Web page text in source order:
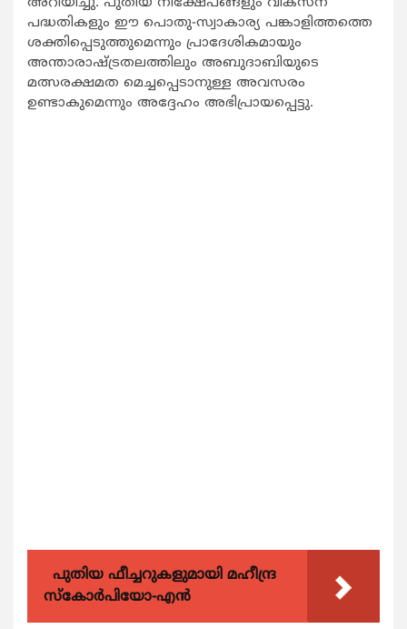
പദ്ധതികളും ഈ പൊതു-സ്വാകാര്യ പങ്കാളിത്തത്തെ
ശക്തിപ്പെടുത്തുമെന്നും പ്രാദേശികമായും
അന്താരാഷ്ട്രതലത്തിലും അബുദാബിയുടെ
മത്സരക്ഷമത മെച്ചപ്പെടാനുള്ള അവസരം
ഉണ്ടാകുമെന്നും അദ്ദേഹം അഭിപ്രായപ്പെട്ടു.
പുതിയ ഫീച്ചറുകളുമായി മഹീന്ദ്ര
സ്കോർപിയോ-എൻ